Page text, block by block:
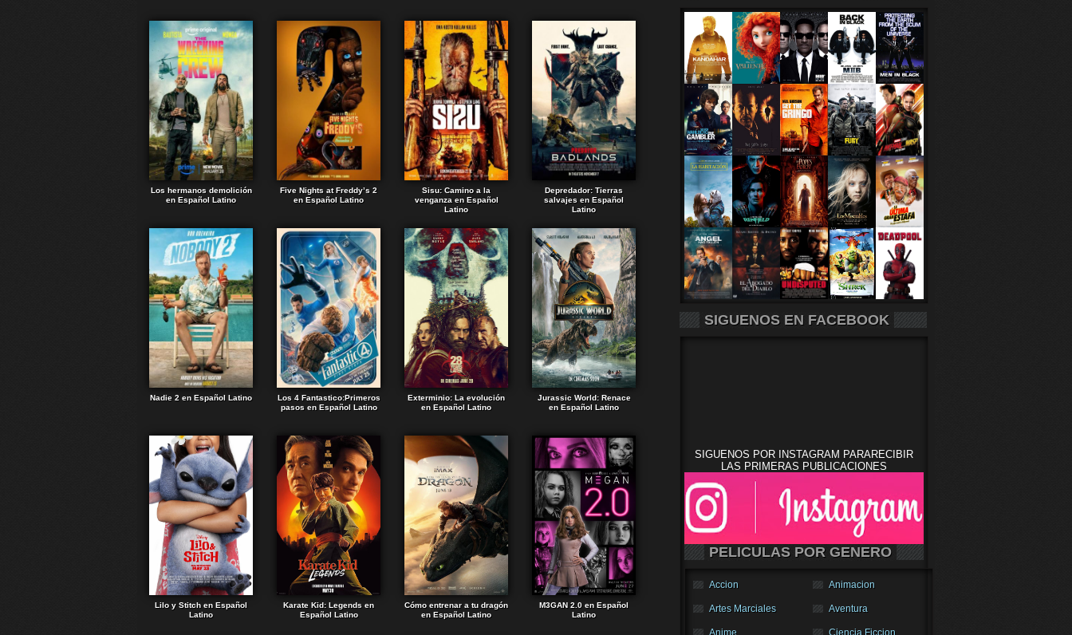
Los hermanos demolición
en Español Latino
Five Nights at Freddy’s 2
en Español Latino
Sisu: Camino a la
venganza en Español
Latino
Depredador: Tierras
salvajes en Español
Latino
Nadie 2 en Español Latino
Los 4 Fantastico:Primeros
pasos en Español Latino
Exterminio: La evolución
en Español Latino
Jurassic World: Renace
en Español Latino
Lilo y Stitch en Español
Latino
Karate Kid: Legends en
Español Latino
Cómo entrenar a tu dragón
en Español Latino
M3GAN 2.0 en Español
Latino
SIGUENOS EN FACEBOOK
SIGUENOS POR INSTAGRAM PARARECIBIR
LAS PRIMERAS PUBLICACIONES
PELICULAS POR GENERO
Accion Animacion
Artes Marciales Aventura
Anime Ciencia Ficcion